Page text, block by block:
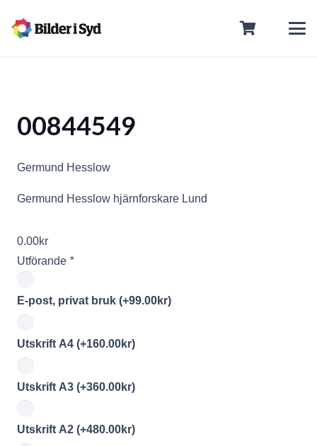
00844549
Germund Hesslow
Germund Hesslow hjärnforskare Lund
0.00kr
Utförande *
E-post, privat bruk (+99.00kr)
Utskrift A4 (+160.00kr)
Utskrift A3 (+360.00kr)
Utskrift A2 (+480.00kr)